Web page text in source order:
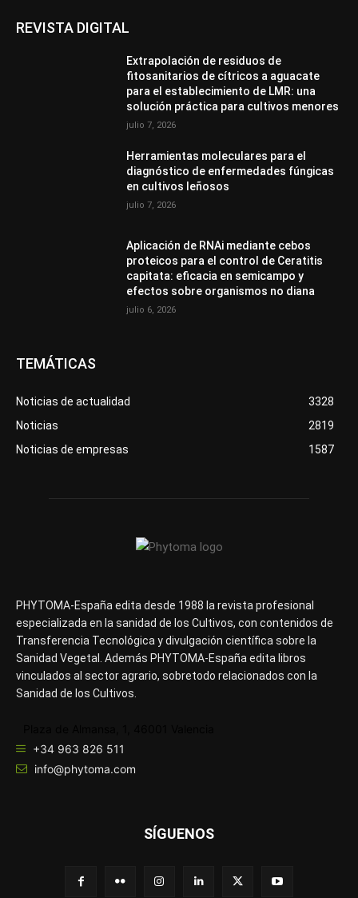
REVISTA DIGITAL
Extrapolación de residuos de
fitosanitarios de cítricos a aguacate
para el establecimiento de LMR: una
solución práctica para cultivos menores
julio 7, 2026
Herramientas moleculares para el
diagnóstico de enfermedades fúngicas
en cultivos leñosos
julio 7, 2026
Aplicación de RNAi mediante cebos
proteicos para el control de Ceratitis
capitata: eficacia en semicampo y
efectos sobre organismos no diana
julio 6, 2026
TEMÁTICAS
Noticias de actualidad
3328
Noticias
2819
Noticias de empresas
1587
PHYTOMA-España edita desde 1988 la revista profesional
especializada en la sanidad de los Cultivos, con contenidos de
Transferencia Tecnológica y divulgación científica sobre la
Sanidad Vegetal. Además PHYTOMA-España edita libros
vinculados al sector agrario, sobretodo relacionados con la
Sanidad de los Cultivos.
+34 963 826 511
info@phytoma.com
SÍGUENOS